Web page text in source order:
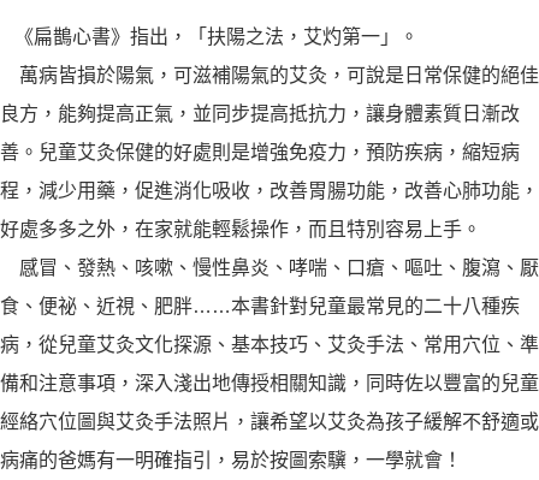
《扁鵲心書》指出，「扶陽之法，艾灼第一」。
萬病皆損於陽氣，可滋補陽氣的艾灸，可說是日常保健的絕佳
良方，能夠提高正氣，並同步提高抵抗力，讓身體素質日漸改
善。兒童艾灸保健的好處則是增強免疫力，預防疾病，縮短病
程，減少用藥，促進消化吸收，改善胃腸功能，改善心肺功能，
好處多多之外，在家就能輕鬆操作，而且特別容易上手。
感冒、發熱、咳嗽、慢性鼻炎、哮喘、口瘡、嘔吐、腹瀉、厭
食、便祕、近視、肥胖……本書針對兒童最常見的二十八種疾
病，從兒童艾灸文化探源、基本技巧、艾灸手法、常用穴位、準
備和注意事項，深入淺出地傳授相關知識，同時佐以豐富的兒童
經絡穴位圖與艾灸手法照片，讓希望以艾灸為孩子緩解不舒適或
病痛的爸媽有一明確指引，易於按圖索驥，一學就會！